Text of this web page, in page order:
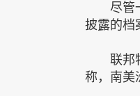
尽管一
披露的档
联邦特
称，南美